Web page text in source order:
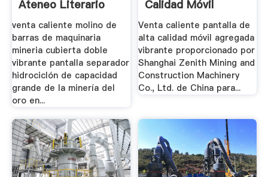
Ateneo Literario
venta caliente molino de
barras de maquinaria
mineria cubierta doble
vibrante pantalla separador
hidrociclón de capacidad
grande de la minería del
oro en...
Calidad Móvil
Agregada.
Venta caliente pantalla de
alta calidad móvil agregada
vibrante proporcionado por
Shanghai Zenith Mining and
Construction Machinery
Co., Ltd. de China para...